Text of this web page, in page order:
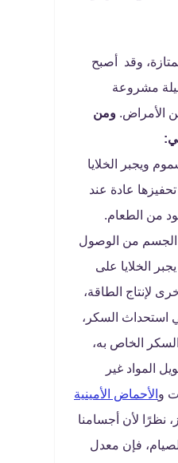
وقد أصبح
مشروعة
الأمراض. ومن
ويجبر الخلايا
عادة عند
من الطعام.
الجسم من الوصول
الخلايا على
لإنتاج الطاقة،
استحداث السكر،
الخاص به،
المواد غير
و الأحماض الأمينية
نظرًا لأن أجسامنا
فإن معدل